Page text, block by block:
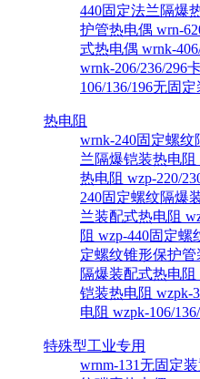
440固定法兰隔爆
护管热电偶 wrn-
式热电偶 wrnk-
wrnk-206/236/296
106/136/196无固
热电阻
wrnk-240固定螺纹
兰隔爆铠装热电阻
热电阻 wzp-220/
240固定螺纹隔爆
兰装配式热电阻
阻 wzp-440固定螺
定螺纹锥形保护管
隔爆装配式热电阻
铠装热电阻 wzpk-
电阻 wzpk-106/
特殊型工业专用
wrnm-131无固定